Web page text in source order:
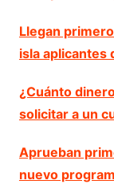
Llegan
isla aplicantes
¿Cuánto
solicitar a un
Aprueban
nuevo